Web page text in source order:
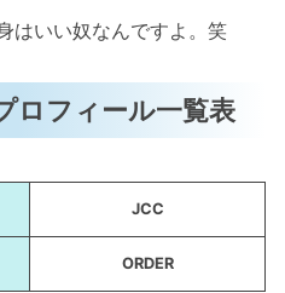
で全く無名だった笑
まで吹き飛ばす（漫画7
豹（ヒョウ）の性格を解
はいい奴なんですよ。笑
ロフィール一覧表
JCC
ORDER